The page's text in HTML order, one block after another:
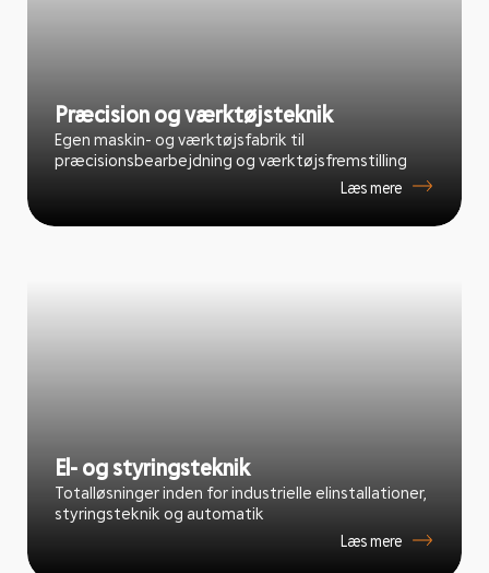
Præcision og værktøjsteknik
Egen maskin- og værktøjsfabrik til
præcisionsbearbejdning og værktøjsfremstilling
Læs mere
El- og styringsteknik
Totalløsninger inden for industrielle elinstallationer,
styringsteknik og automatik
Læs mere